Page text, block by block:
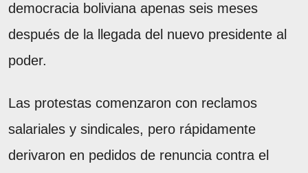
democracia boliviana apenas seis meses
después de la llegada del nuevo presidente al
poder.
Las protestas comenzaron con reclamos
salariales y sindicales, pero rápidamente
derivaron en pedidos de renuncia contra el